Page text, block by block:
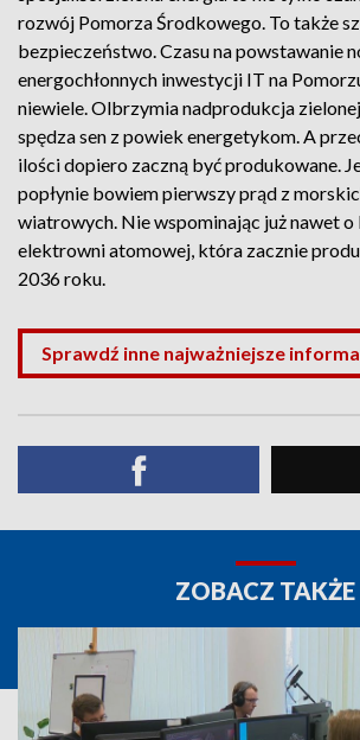
rozwój Pomorza Środkowego. To także
bezpieczeństwo. Czasu na powstawanie
energochłonnych inwestycji IT na
niewiele. Olbrzymia nadprodukcja
spędza sen z powiek energetykom. A
ilości dopiero zaczną być produkowane.
popłynie bowiem pierwszy prąd z
wiatrowych. Nie wspominając już nawet o
elektrowni atomowej, która zacznie
2036 roku.
Sprawdź inne najważniejsze
ZOBACZ TAKŻE